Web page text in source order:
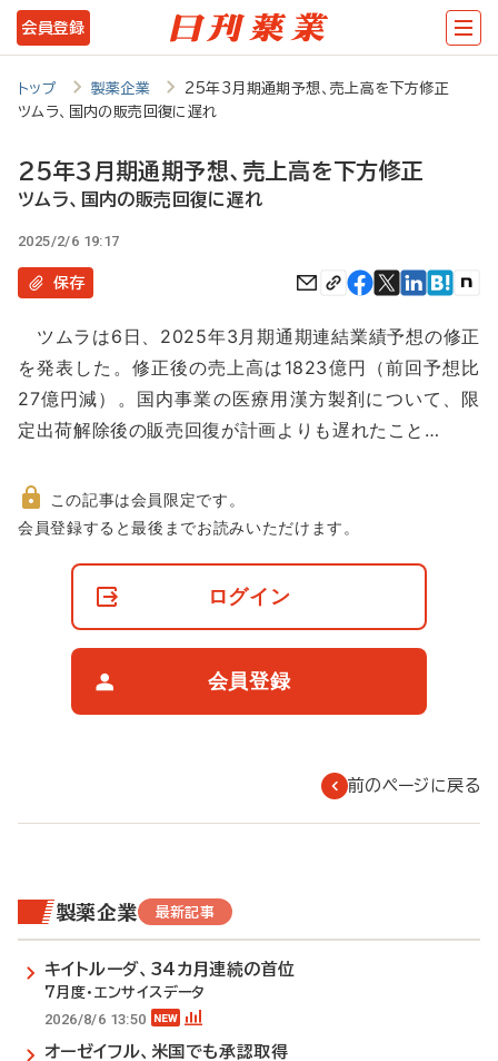
メ
イ
テ
ツ
に
動
会員登録
トップ 製薬企業
25年3月期通期予想、売上高を下方修正
ツムラ、国内の販売回復に遅れ
25年3月期通期予想、売上高を下方修正
ツムラ、国内の販売回復に遅れ
2025/2/6 19:17
保存
ツムラは6日、2025年3月期通期連結業績予想の修正
を発表した。修正後の売上高は1823億円（前回予想比
27億円減）。国内事業の医療用漢方製剤について、限
定出荷解除後の販売回復が計画よりも遅れたこと…
非
この記事は会員限定です。
会員登録すると最後までお読みいただけます。
ログイン
会員登録
前のページに戻る
製薬企業 最新記事
キイトルーダ、34カ月連続の首位
7月度・エンサイスデータ
2026/8/6 13:50
オーゼイフル、米国でも承認取得